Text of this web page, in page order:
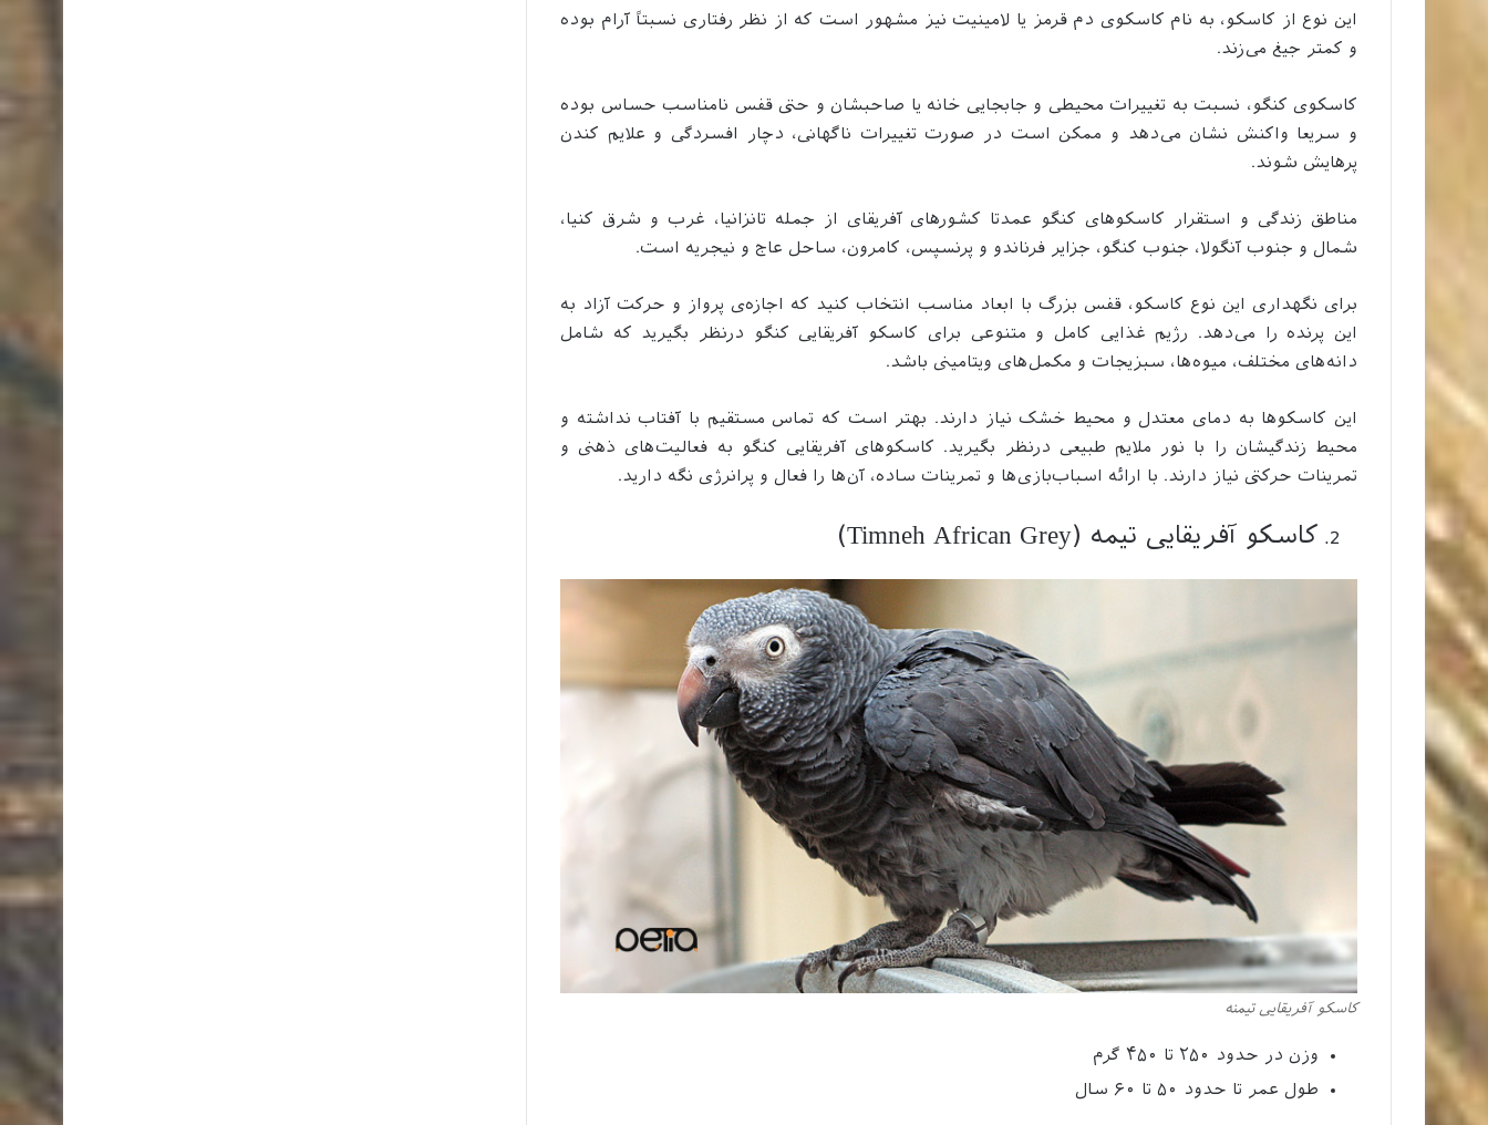
این نوع از کاسکو، به نام کاسکوی دم قرمز یا لامینیت نیز مشهور است که از نظر رفتاری نسبتاً آرام بوده
و کمتر جیغ می‌زند.
کاسکوی کنگو، نسبت به تغییرات محیطی و جابجایی خانه یا صاحبشان و حتی قفس نامناسب حساس بوده
و سریعا واکنش نشان می‌دهد و ممکن است در صورت تغییرات ناگهانی، دچار افسردگی و علایم کندن
پرهایش شوند.
مناطق زندگی و استقرار کاسکوهای کنگو عمدتا کشورهای آفریقای از جمله تانزانیا، غرب و شرق کنیا،
شمال و جنوب آنگولا، جنوب کنگو، جزایر فرناندو و پرنسپس، کامرون، ساحل عاج و نیجریه است.
برای نگهداری این نوع کاسکو، قفس بزرگ با ابعاد مناسب انتخاب کنید که اجازه‌ی پرواز و حرکت آزاد به
این پرنده را می‌دهد. رژیم غذایی کامل و متنوعی برای کاسکو آفریقایی کنگو درنظر بگیرید که شامل
دانه‌های مختلف، میوه‌ها، سبزیجات و مکمل‌های ویتامینی باشد.
این کاسکوها به دمای معتدل و محیط خشک نیاز دارند. بهتر است که تماس مستقیم با آفتاب نداشته و
محیط زندگیشان را با نور ملایم طبیعی درنظر بگیرید. کاسکوهای آفریقایی کنگو به فعالیت‌های ذهنی و
تمرینات حرکتی نیاز دارند. با ارائه اسباب‌بازی‌ها و تمرینات ساده، آن‌ها را فعال و پرانرژی نگه دارید.
کاسکو آفریقایی تیمه (Timneh African Grey)
کاسکو آفریقایی تیمنه
وزن در حدود ۲۵۰ تا ۴۵۰ گرم
طول عمر تا حدود ۵۰ تا ۶۰ سال